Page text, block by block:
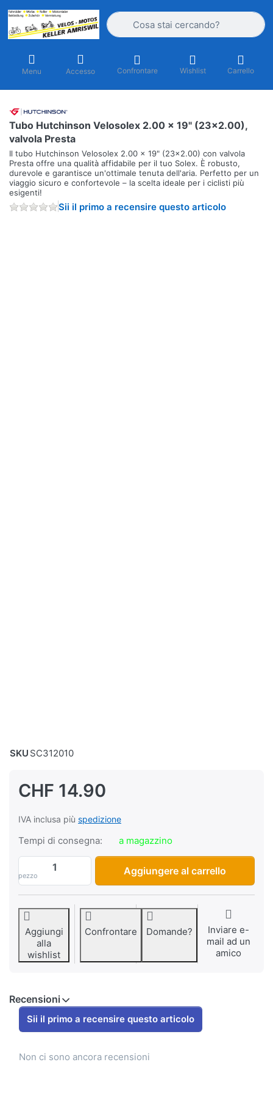
Inserire un termine di ricerca. I primi
Menu Accesso Confrontare Wishlist Carrello
Tubo Hutchinson Velosolex 2.00 x 19" (23×2.00),
valvola Presta
Il tubo Hutchinson Velosolex 2.00 x 19" (23×2.00) con valvola
Presta offre una qualità affidabile per il tuo Solex. È robusto,
durevole e garantisce un'ottimale tenuta dell'aria. Perfetto per un
viaggio sicuro e confortevole – la scelta ideale per i ciclisti più
esigenti!
Sii il primo a recensire questo articolo
SKU SC312010
CHF 14.90
IVA inclusa più spedizione
Tempi di consegna: a magazzino
pezzo
Tubo Hutchinson Velosolex 2.00 x 19"
Aggiungere al carrello
Aggiungi
alla
wishlist
Confrontare Domande?
Inviare e-
mail ad un
amico
Recensioni
Sii il primo a recensire questo articolo
Non ci sono ancora recensioni